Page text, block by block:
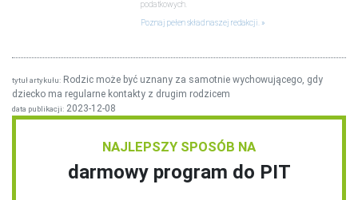
NAJLEPSZY SPOSÓB NA
darmowy program do PIT
podatkowych.
Poznaj pełen skład naszej redakcji.
tytuł artykułu: Rodzic może być uznany za samotnie wychowującego, gdy
dziecko ma regularne kontakty z drugim rodzicem
data publikacji: 2023-12-08